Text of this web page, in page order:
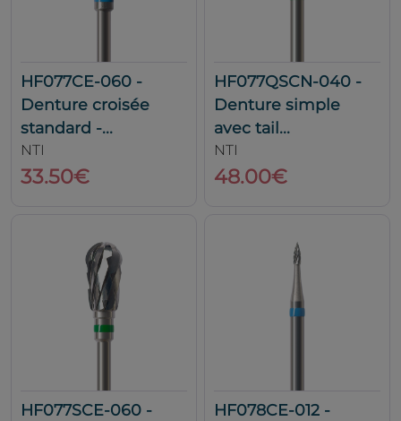
HF077CE-060 -
Denture croisée
standard -...
NTI
33.50€
HF077QSCN-040 -
Denture simple
avec tail...
NTI
48.00€
HF077SCE-060 -
HF078CE-012 -